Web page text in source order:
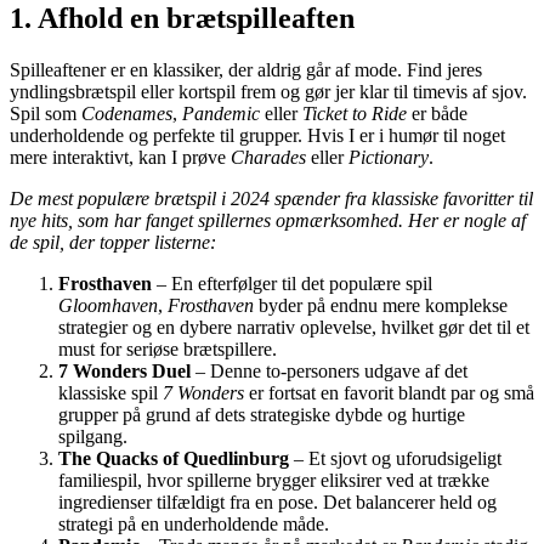
1. Afhold en brætspilleaften
Spilleaftener er en klassiker, der aldrig går af mode. Find jeres
yndlingsbrætspil eller kortspil frem og gør jer klar til timevis af sjov.
Spil som Codenames, Pandemic eller Ticket to Ride er både
underholdende og perfekte til grupper. Hvis I er i humør til noget
mere interaktivt, kan I prøve Charades eller Pictionary.
De mest populære brætspil i 2024 spænder fra klassiske favoritter til
nye hits, som har fanget spillernes opmærksomhed. Her er nogle af
de spil, der topper listerne:
Frosthaven – En efterfølger til det populære spil
Gloomhaven, Frosthaven byder på endnu mere komplekse
strategier og en dybere narrativ oplevelse, hvilket gør det til et
must for seriøse brætspillere.
7 Wonders Duel – Denne to-personers udgave af det
klassiske spil 7 Wonders er fortsat en favorit blandt par og små
grupper på grund af dets strategiske dybde og hurtige
spilgang.
The Quacks of Quedlinburg – Et sjovt og uforudsigeligt
familiespil, hvor spillerne brygger eliksirer ved at trække
ingredienser tilfældigt fra en pose. Det balancerer held og
strategi på en underholdende måde.